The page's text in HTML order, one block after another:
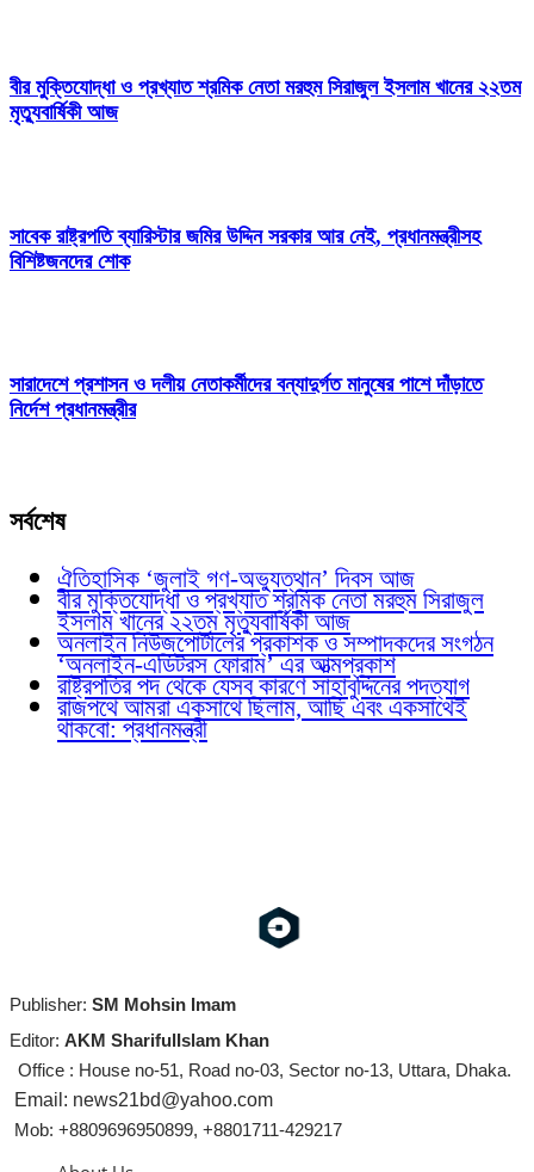
বীর মুক্তিযোদ্ধা ও প্রখ্যাত শ্রমিক নেতা মরহুম সিরাজুল ইসলাম খানের ২২তম
মৃত্যুবার্ষিকী আজ
সাবেক রাষ্ট্রপতি ব্যারিস্টার জমির উদ্দিন সরকার আর নেই, প্রধানমন্ত্রীসহ
বিশিষ্টজনদের শোক
সারাদেশে প্রশাসন ও দলীয় নেতাকর্মীদের বন্যাদুর্গত মানুষের পাশে দাঁড়াতে
নির্দেশ প্রধানমন্ত্রীর
সর্বশেষ
ঐতিহাসিক ‘জুলাই গণ-অভ্যুত্থান’ দিবস আজ
বীর মুক্তিযোদ্ধা ও প্রখ্যাত শ্রমিক নেতা মরহুম সিরাজুল
ইসলাম খানের ২২তম মৃত্যুবার্ষিকী আজ
অনলাইন নিউজপোর্টালের প্রকাশক ও সম্পাদকদের সংগঠন
‘অনলাইন-এডিটরস ফোরাম’ এর আত্মপ্রকাশ
রাষ্ট্রপতির পদ থেকে যেসব কারণে সাহাবুদ্দিনের পদত্যাগ
রাজপথে আমরা একসাথে ছিলাম, আছি এবং একসাথেই
থাকবো: প্রধানমন্ত্রী
Publisher: SM Mohsin Imam
Editor: AKM SharifulIslam Khan
Office : House no-51, Road no-03, Sector no-13, Uttara, Dhaka.
Email: news21bd@yahoo.com
Mob: +8809696950899, +8801711-429217